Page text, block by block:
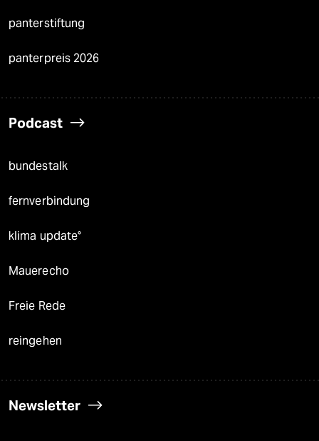
panterstiftung
panterpreis 2026
Podcast
bundestalk
fernverbindung
klima update°
Mauerecho
Freie Rede
reingehen
Newsletter